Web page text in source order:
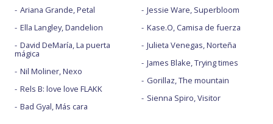
Ariana Grande, Petal
Ella Langley, Dandelion
David DeMaría, La puerta
mágica
Nil Moliner, Nexo
Rels B: love love FLAKK
Bad Gyal, Más cara
Jessie Ware, Superbloom
Kase.O, Camisa de fuerza
Julieta Venegas, Norteña
James Blake, Trying times
Gorillaz, The mountain
Sienna Spiro, Visitor